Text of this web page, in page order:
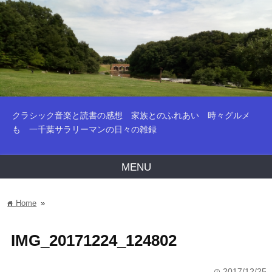
クラシック音楽と読書の感想 家族とのふれあい 時々グルメ
も 一千葉サラリーマンの日々の雑録
MENU
home Home »
IMG_20171224_124802